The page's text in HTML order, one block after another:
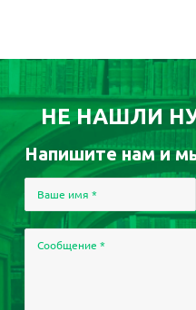
НЕ НАШЛИ
Напишите нам и
Ваше имя *
Сообщение *